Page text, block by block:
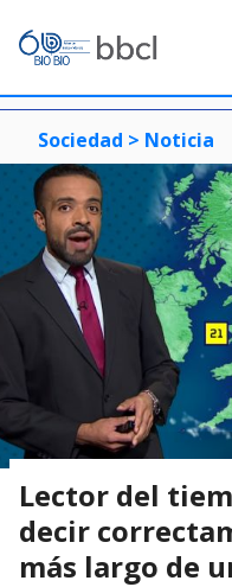
Sociedad > Noticia
Lector del
decir
más largo de